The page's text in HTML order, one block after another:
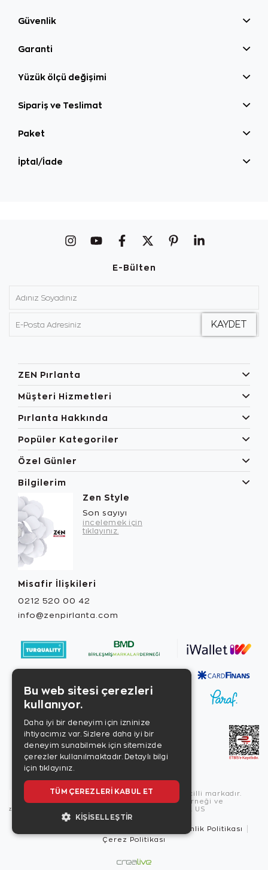
Güvenlik
Garanti
Yüzük ölçü değişimi
Sipariş ve Teslimat
Paket
İptal/İade
E-Bülten
ZEN Pırlanta
Müşteri Hizmetleri
Pırlanta Hakkında
Popüler Kategoriler
Özel Günler
Bilgilerim
Zen Style
Son sayıyı
incelemek için
tıklayınız.
Misafir İlişkileri
0212 520 00 42
info@zenpirlanta.com
Copyright © 2026, Zen Diamond tescilli markadır.
Zen Diamond Birleşmiş Markalar Derneği ve
Turquality Destek Programı üyesidir. US
Güvenlik Politikası
Çerez Politikası
Bu web sitesi çerezleri
kullanıyor.
Daha iyi bir deneyim için izninize
ihtiyacımız var. Sizlere daha iyi bir
deneyim sunabilmek için sitemizde
çerezler kullanılmaktadır. Detaylı bilgi
için tıklayınız.
TÜM ÇEREZLERI KABUL ET
KIŞISELLEŞTIR